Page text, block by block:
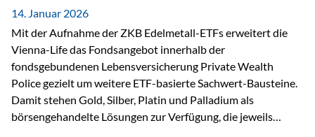
breit ab, ohne die…
14. Januar 2026
Mit der Aufnahme der ZKB Edelmetall-ETFs erweitert die
Vienna-Life das Fondsangebot innerhalb der
fondsgebundenen Lebensversicherung Private Wealth
Police gezielt um weitere ETF-basierte Sachwert-Bausteine.
Damit stehen Gold, Silber, Platin und Palladium als
börsengehandelte Lösungen zur Verfügung, die jeweils